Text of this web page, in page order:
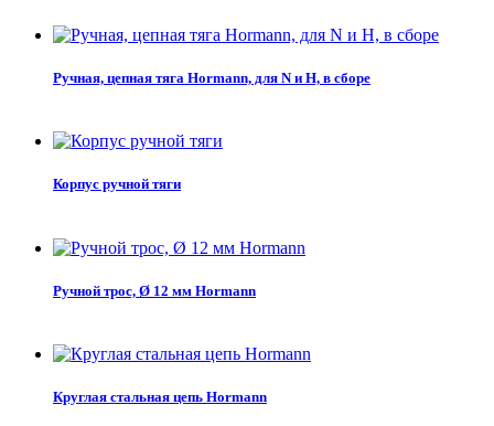
Ручная, цепная тяга Hormann, для N и H, в сборе
Корпус ручной тяги
Ручной трос, Ø 12 мм Hormann
Круглая стальная цепь Hormann